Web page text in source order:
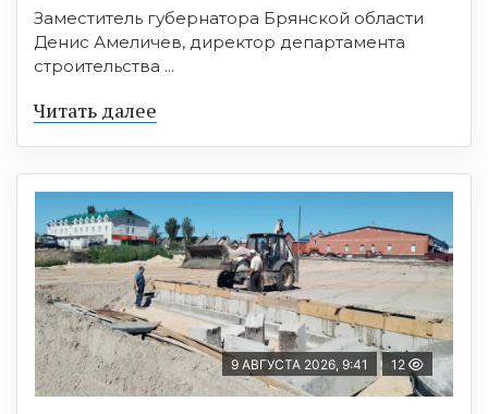
Заместитель губернатора Брянской области
Денис Амеличев, директор департамента
строительства ...
Читать далее
9 АВГУСТА 2026, 9:41 12